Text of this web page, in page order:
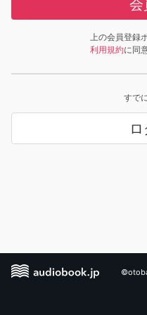
会
上の会員登録
利用規約に同
すで